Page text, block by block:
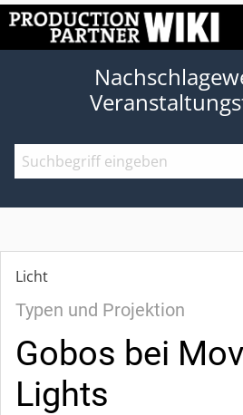
Licht
Typen und Projektion
Gobos bei
Lights